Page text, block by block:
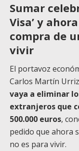
Sumar
Visa’ y
compra de
vivir
El portavoz
Carlos Martín
vaya a eliminar
extranjeros que
500.000 euros,
pedido que ahora
no es para vivir.